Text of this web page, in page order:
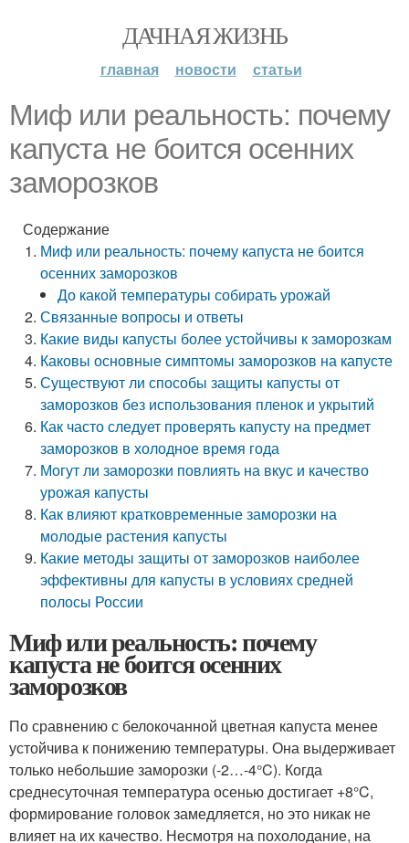
ДАЧНАЯ ЖИЗНЬ
главная новости статьи
Миф или реальность: почему
капуста не боится осенних
заморозков
Содержание
Миф или реальность: почему капуста не боится
осенних заморозков
До какой температуры собирать урожай
Связанные вопросы и ответы
Какие виды капусты более устойчивы к заморозкам
Каковы основные симптомы заморозков на капусте
Существуют ли способы защиты капусты от
заморозков без использования пленок и укрытий
Как часто следует проверять капусту на предмет
заморозков в холодное время года
Могут ли заморозки повлиять на вкус и качество
урожая капусты
Как влияют кратковременные заморозки на
молодые растения капусты
Какие методы защиты от заморозков наиболее
эффективны для капусты в условиях средней
полосы России
Миф или реальность: почему
капуста не боится осенних
заморозков
По сравнению с белокочанной цветная капуста менее
устойчива к понижению температуры. Она выдерживает
только небольшие заморозки (-2…-4°C). Когда
среднесуточная температура осенью достигает +8°C,
формирование головок замедляется, но это никак не
влияет на их качество. Несмотря на похолодание, на